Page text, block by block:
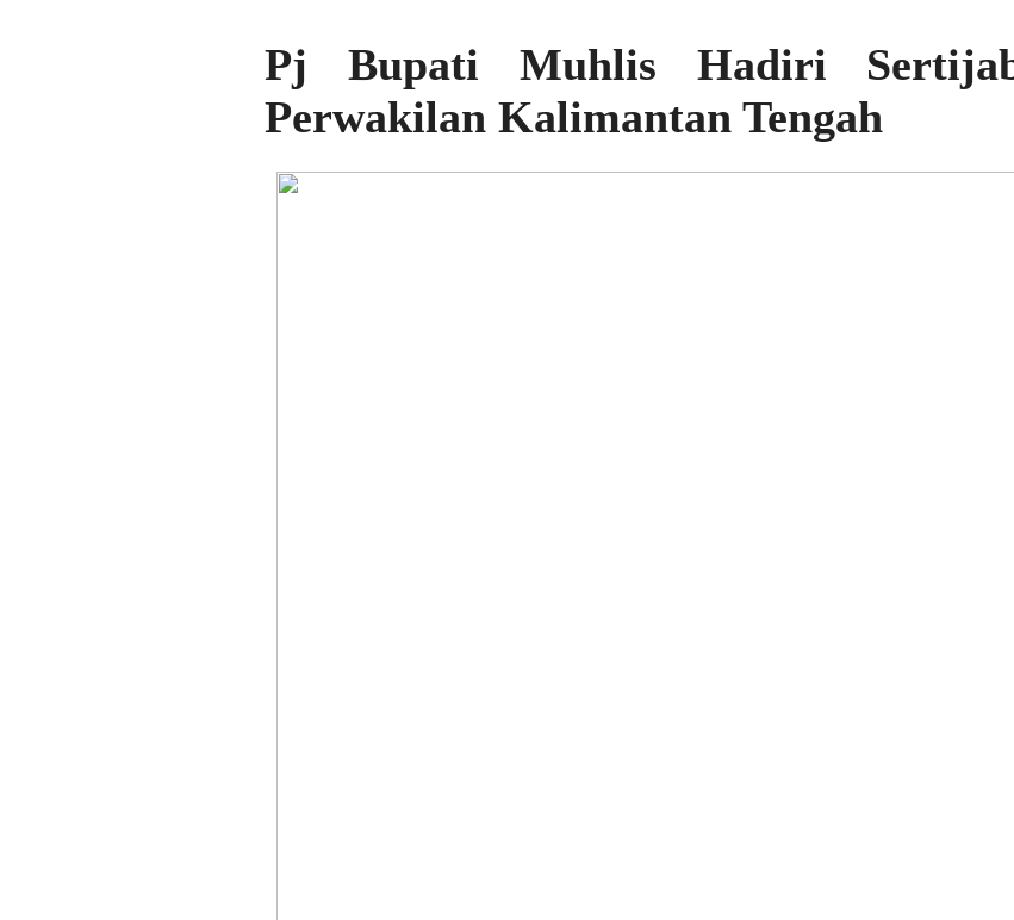
Pj Bupati Muhlis Hadiri
Perwakilan Kalimantan Tengah